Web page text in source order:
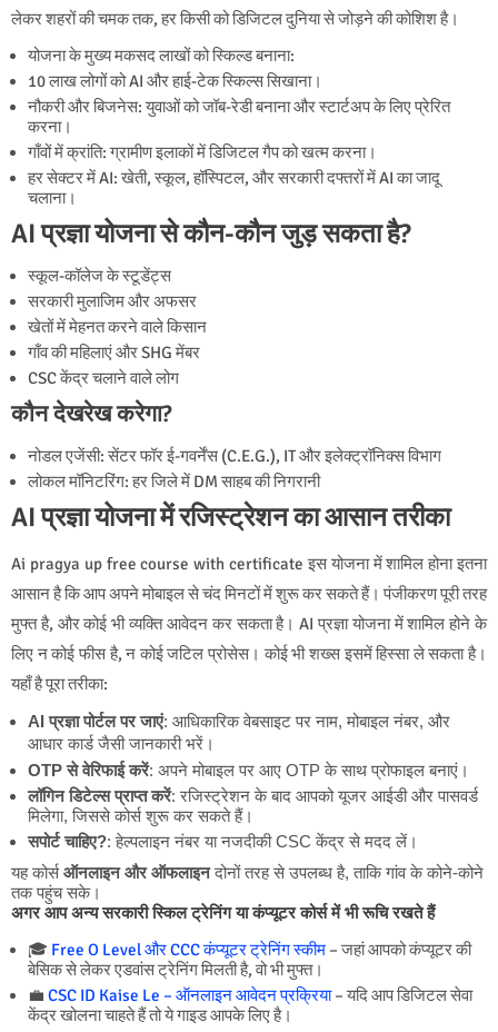
लेकर शहरों की चमक तक, हर किसी को डिजिटल दुनिया से जोड़ने की कोशिश है।
योजना के मुख्य मकसद लाखों को स्किल्ड बनाना:
10 लाख लोगों को AI और हाई-टेक स्किल्स सिखाना।
नौकरी और बिजनेस: युवाओं को जॉब-रेडी बनाना और स्टार्टअप के लिए प्रेरित
करना।
गाँवों में क्रांति: ग्रामीण इलाकों में डिजिटल गैप को खत्म करना।
हर सेक्टर में AI: खेती, स्कूल, हॉस्पिटल, और सरकारी दफ्तरों में AI का जादू
चलाना।
AI प्रज्ञा योजना सेकौन-कौनजुड़सकताहै?
स्कूल-कॉलेज के स्टूडेंट्स
सरकारी मुलाजिम और अफसर
खेतों में मेहनत करने वाले किसान
गाँव की महिलाएं और SHG मेंबर
CSC केंद्र चलाने वाले लोग
कौन देखरेख करेगा?
नोडल एजेंसी: सेंटर फॉर ई-गवर्नेंस (C.E.G.), IT और इलेक्ट्रॉनिक्स विभाग
लोकल मॉनिटरिंग: हर जिले में DM साहब की निगरानी
AI प्रज्ञा योजना में रजिस्ट्रेशन का आसान तरीका
Ai pragya up free course with certificate इस योजना में शामिल होना इतना
आसान है कि आप अपने मोबाइल से चंद मिनटों में शुरू कर सकते हैं। पंजीकरण पूरी तरह
मुफ्त है, और कोई भी व्यक्ति आवेदन कर सकता है। AI प्रज्ञा योजना में शामिल होने के
लिए न कोई फीस है, न कोई जटिल प्रोसेस। कोई भी शख्स इसमें हिस्सा ले सकता है।
यहाँ है पूरा तरीका:
AI प्रज्ञा पोर्टल पर जाएं: आधिकारिक वेबसाइट पर नाम, मोबाइल नंबर, और
आधार कार्ड जैसी जानकारी भरें।
OTP से वेरिफाई करें: अपने मोबाइल पर आए OTP के साथ प्रोफाइल बनाएं।
लॉगिन डिटेल्स प्राप्त करें: रजिस्ट्रेशन के बाद आपको यूजर आईडी और पासवर्ड
मिलेगा, जिससे कोर्स शुरू कर सकते हैं।
सपोर्ट चाहिए?: हेल्पलाइन नंबर या नजदीकी CSC केंद्र से मदद लें।
यह कोर्सऑनलाइन और ऑफलाइनदोनों तरह से उपलब्ध है, ताकि गांव के कोने-कोने
तक पहुंच सके।
अगर आप अन्य सरकारी स्किल ट्रेनिंग या कंप्यूटर कोर्स में भी रूचि रखते हैं
🎓 Free O Level और CCC कंप्यूटर ट्रेनिंग स्कीम – जहां आपको कंप्यूटर की
बेसिक से लेकर एडवांस ट्रेनिंग मिलती है, वो भी मुफ्त।
💼 CSC ID Kaise Le – ऑनलाइन आवेदन प्रक्रिया– यदि आप डिजिटल सेवा
केंद्र खोलना चाहते हैं तो ये गाइड आपके लिए है।